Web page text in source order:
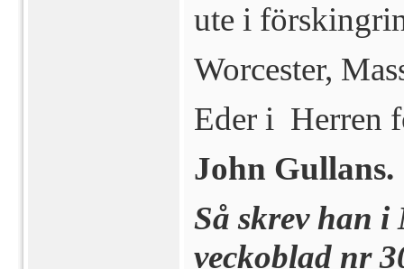
ute i
Worcester,
Eder i Herren
John Gullans.
Så skrev han
veckoblad nr